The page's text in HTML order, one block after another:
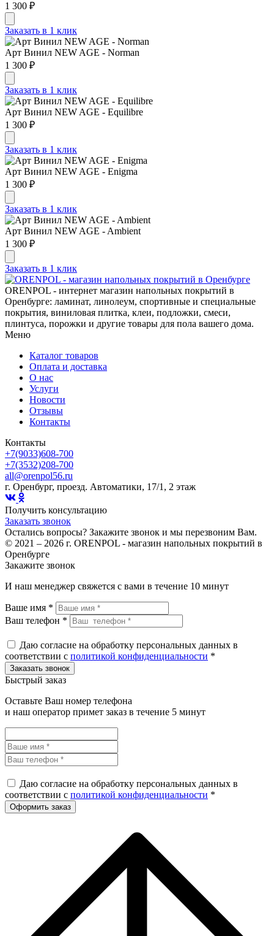
1 300 ₽
Заказать в 1 клик
Арт Винил NEW AGE - Norman
1 300 ₽
Заказать в 1 клик
Арт Винил NEW AGE - Equilibre
1 300 ₽
Заказать в 1 клик
Арт Винил NEW AGE - Enigma
1 300 ₽
Заказать в 1 клик
Арт Винил NEW AGE - Ambient
1 300 ₽
Заказать в 1 клик
ORENPOL - интернет магазин напольных покрытий в
Оренбурге: ламинат, линолеум, спортивные и специальные
покрытия, виниловая плитка, клеи, подложки, смеси,
плинтуса, порожки и другие товары для пола вашего дома.
Меню
Каталог товаров
Оплата и доставка
О нас
Услуги
Новости
Отзывы
Контакты
Контакты
+7(9033)608-700
+7(3532)208-700
all@orenpol56.ru
г. Оренбург, проезд. Автоматики, 17/1, 2 этаж
Получить консультацию
Заказать звонок
Остались вопросы? Закажите звонок и мы перезвоним Вам.
© 2021 – 2026 г. ORENPOL - магазин напольных покрытий в
Оренбурге
Закажите звонок
И наш менеджер свяжется с вами в течение 10 минут
Ваше имя *
Ваш телефон *
Даю согласие на обработку персональных данных в
соответствии с политикой конфиденциальности *
Быстрый заказ
Оставьте Ваш номер телефона
и наш оператор примет заказ в течение 5 минут
Даю согласие на обработку персональных данных в
соответствии с политикой конфиденциальности *